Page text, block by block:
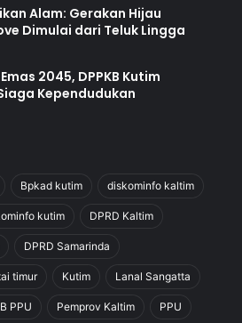
Alam: Gerakan Hijau
Dimulai dari Teluk Lingga
2045, DPPKB Kutim
Kependudukan
Bpkad kutim diskominfo kaltim
kutim DPRD Kaltim
DPRD Samarinda
timur Kutim Lanal Sangatta
PPU Pemprov Kaltim PPU